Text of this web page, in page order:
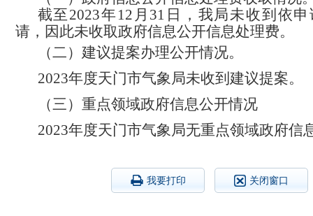
截至2023年 12 月 31 日，我局未收到依
请，因此未收取政府信息公开信息处理费。
（二）建议提案办理公开情况。
2023年度天门市气象局未收到建议提案。
（三） 重点领域政府信息公开情况
2023年度天门市气象局无重点领域政府信
我要打印 关闭窗口